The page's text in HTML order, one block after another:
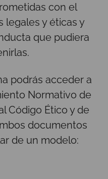
con el
legales y éticas y
que pudiera
podrás acceder a
Normativo de
Código Ético y de
documentos
de un modelo: